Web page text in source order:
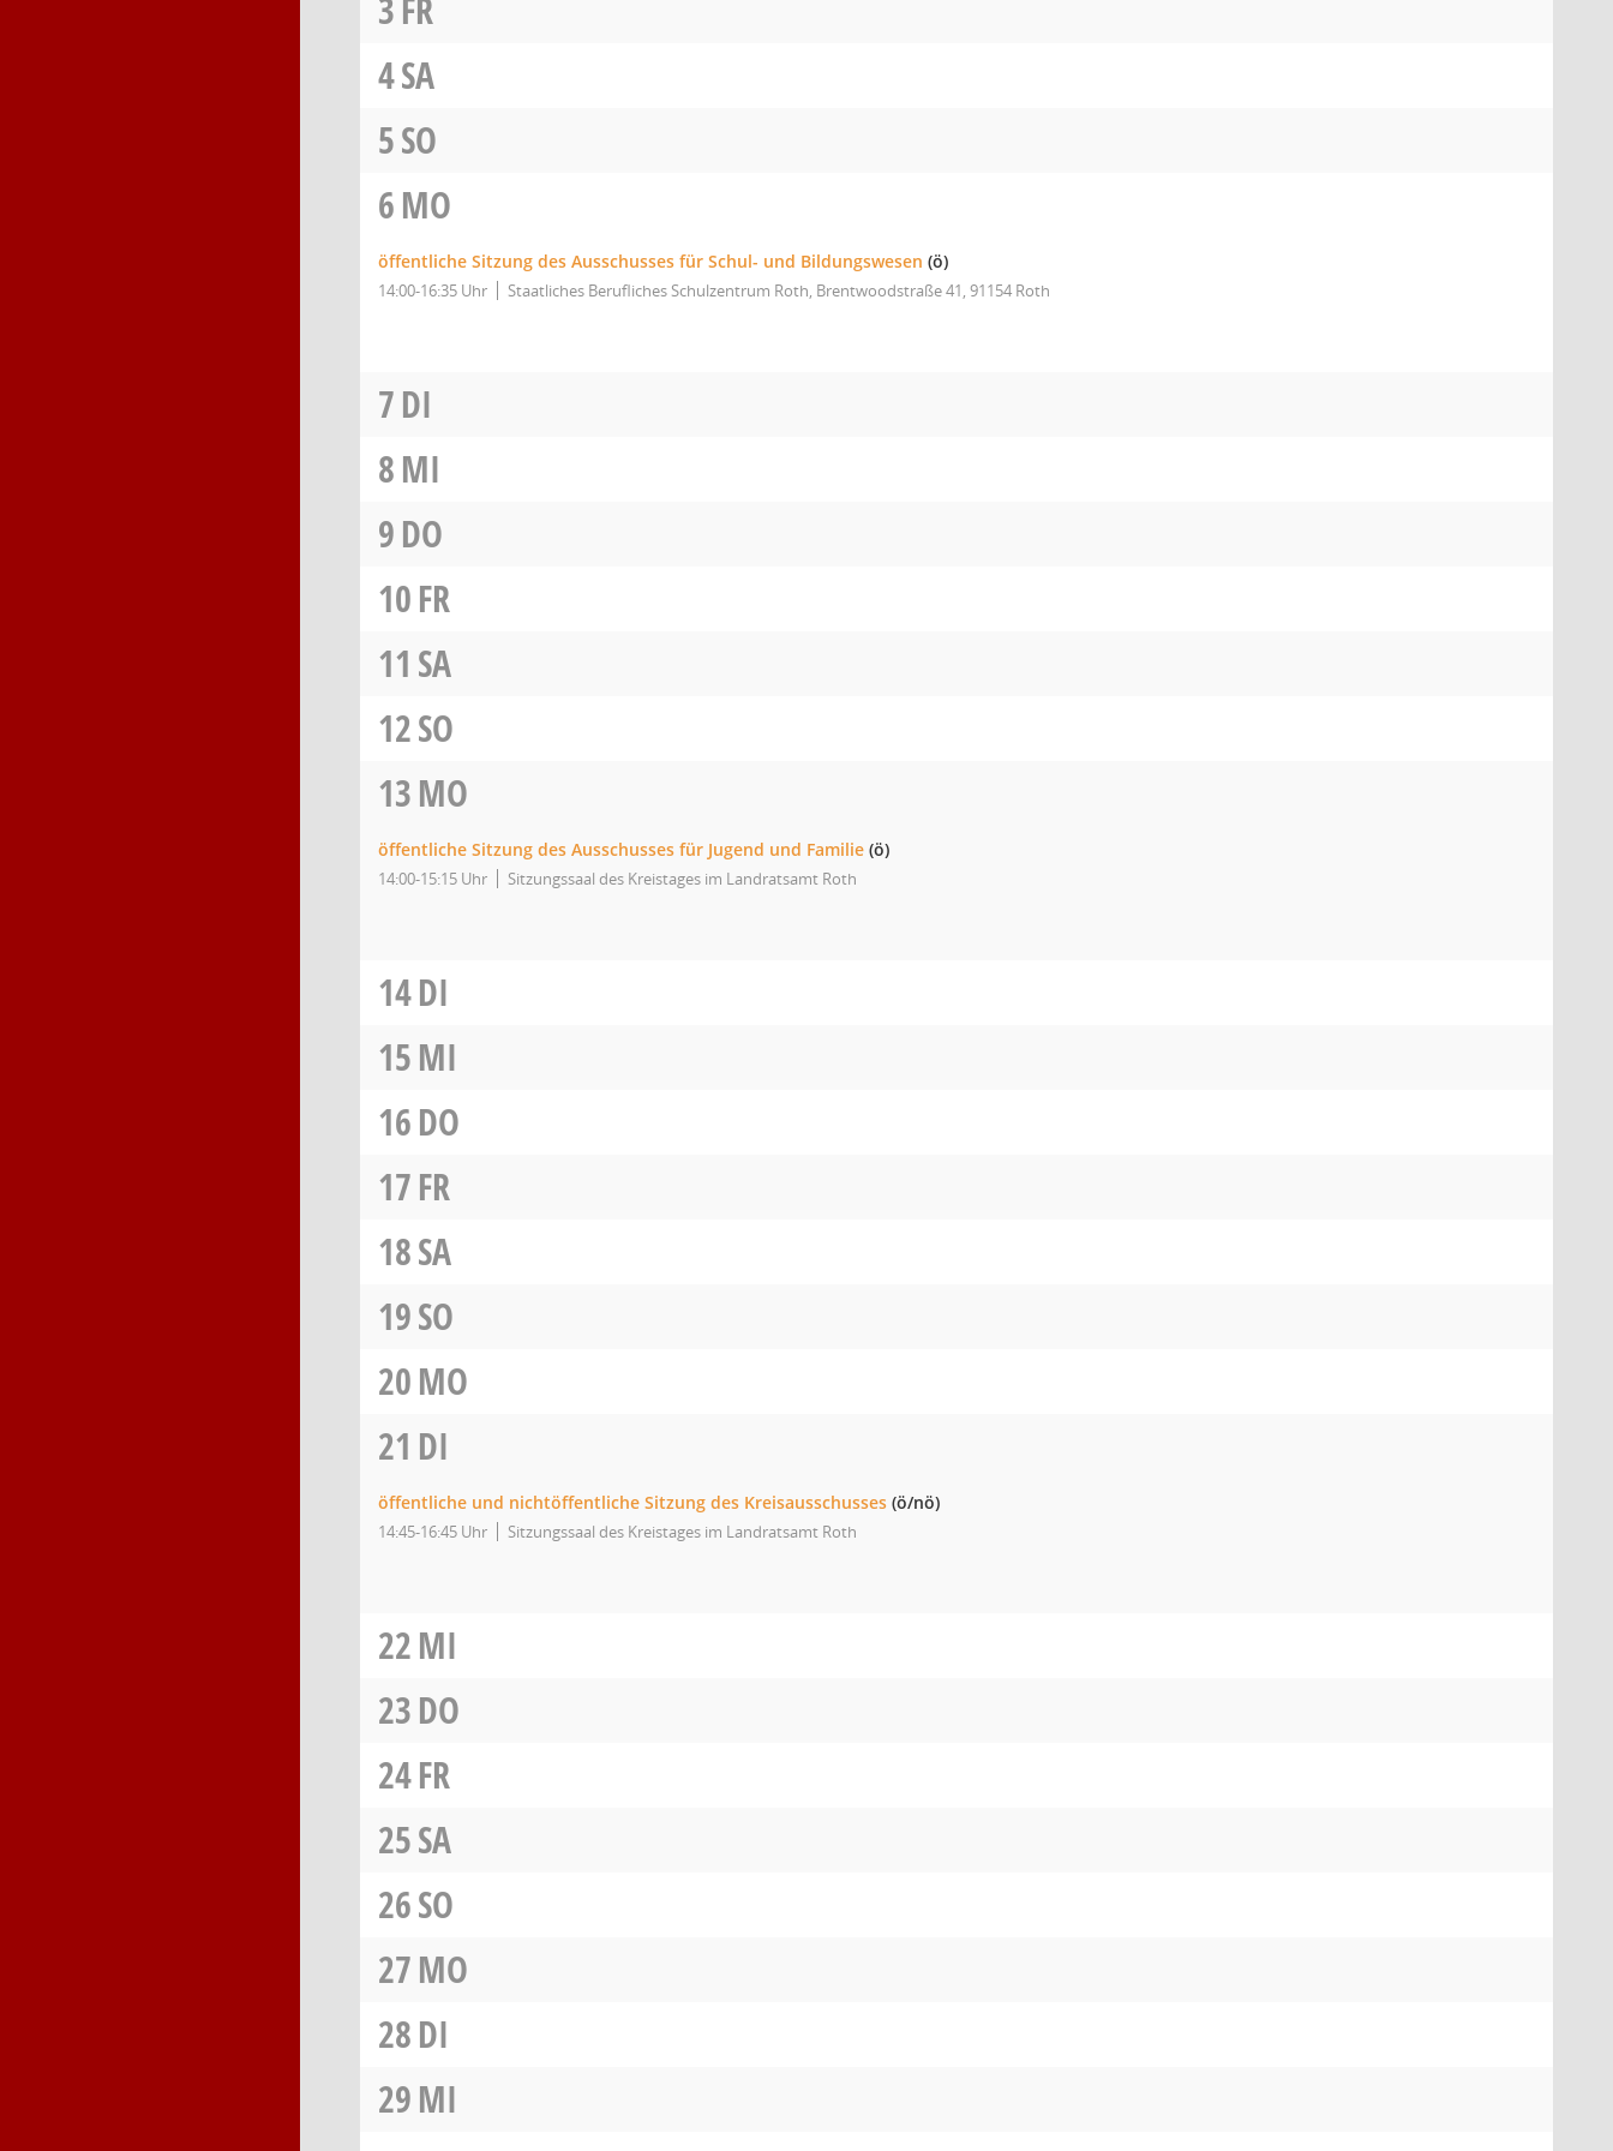
3 FR
4SA
5SO
6MO
öffentliche Sitzung des Ausschusses für Schul- und Bildungswesen (ö)
14:00-16:35 Uhr Staatliches Berufliches Schulzentrum Roth, Brentwoodstraße 41, 91154 Roth
7DI
8MI
9DO
10FR
11 SA
12SO
13MO
öffentliche Sitzung des Ausschusses für Jugend und Familie (ö)
14:00-15:15 Uhr Sitzungssaal des Kreistages im Landratsamt Roth
14DI
15MI
16DO
17FR
18SA
19SO
20MO
21 DI
öffentliche und nichtöffentliche Sitzung des Kreisausschusses (ö/nö)
14:45-16:45 Uhr Sitzungssaal des Kreistages im Landratsamt Roth
22MI
23DO
24FR
25SA
26SO
27MO
28DI
29MI